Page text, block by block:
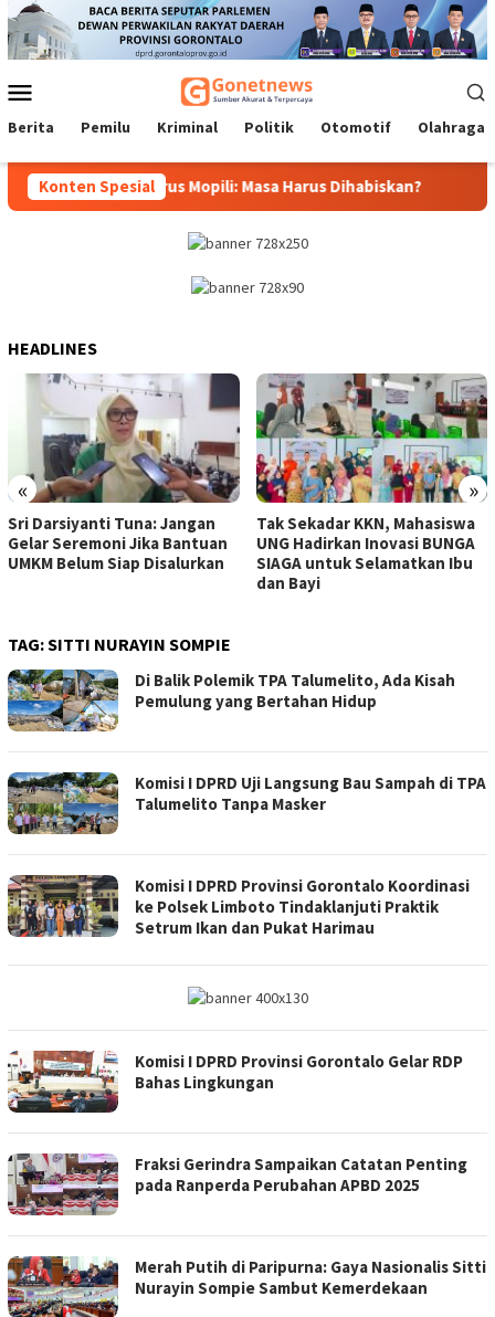
Loncat
ke
konten
Mobile
Berita Pemilu Kriminal Politik Otomotif Olahraga
Konten Spesial
Gubernur, Idrus Mopili: Masa Harus Dihabiskan?
HEADLINES
« »
Sri Darsiyanti Tuna: Jangan
Gelar Seremoni Jika Bantuan
UMKM Belum Siap Disalurkan
Tak Sekadar KKN, Mahasiswa
UNG Hadirkan Inovasi BUNGA
SIAGA untuk Selamatkan Ibu
dan Bayi
TAG:SITTI NURAYIN SOMPIE
Di Balik Polemik TPA Talumelito, Ada Kisah
Pemulung yang Bertahan Hidup
Komisi I DPRD Uji Langsung Bau Sampah di TPA
Talumelito Tanpa Masker
Komisi I DPRD Provinsi Gorontalo Koordinasi
ke Polsek Limboto Tindaklanjuti Praktik
Setrum Ikan dan Pukat Harimau
Komisi I DPRD Provinsi Gorontalo Gelar RDP
Bahas Lingkungan
Fraksi Gerindra Sampaikan Catatan Penting
pada Ranperda Perubahan APBD 2025
Merah Putih di Paripurna: Gaya Nasionalis Sitti
Nurayin Sompie Sambut Kemerdekaan